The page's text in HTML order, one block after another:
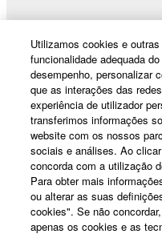
Products & Solutions
News
About Yamaha
Utilizamos cookies e
funcionalidade adequada
desempenho, personalizar
que as interações das
experiência de utilizador
transferimos informações
website com os nossos
sociais e análises. Ao
concorda com a utilização
Para obter mais
ou alterar as suas
cookies". Se não concordar,
apenas os cookies e as